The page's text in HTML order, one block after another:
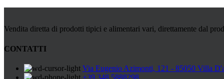
Vendita diretta di prodotti tipici e alimentari vari, direttamente dal
CONTATTI
Via Eugenio Azimonti, 121 - 85050 Villa
+39 348 5888298